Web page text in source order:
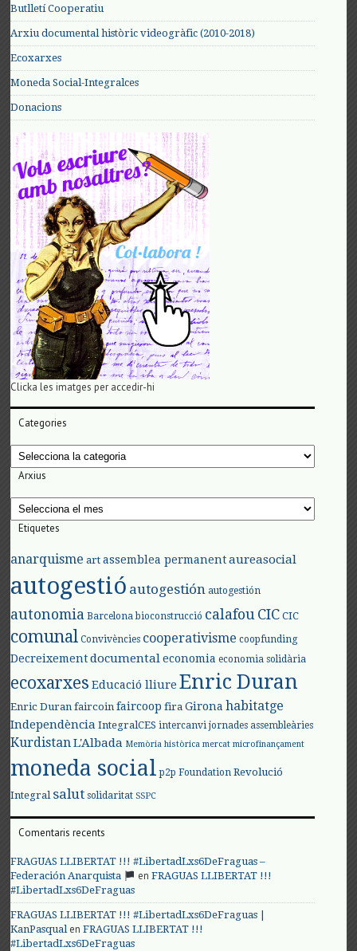
Butlletí Cooperatiu
Arxiu documental històric videogràfic (2010-2018)
Ecoxarxes
Moneda Social-Integralces
Donacions
Clicka les imatges per accedir-hi
Categories
Categories
Arxius
Arxius
Etiquetes
anarquisme art assemblea permanent aureasocial
autogestió autogestión autogestión
autonomia Barcelona bioconstrucció calafouCIC CIC
comunal Convivències cooperativisme coopfunding
Decreixement documental economia economia solidària
ecoxarxes Educació lliure Enric Duran
Enric Duran faircoin faircoop fira Girona habitatge
Independència IntegralCES intercanvi jornades assembleàries
KurdistanL'Albada Memòria històrica mercat microfinançament
moneda social p2p Foundation Revolució
Integral salut solidaritat SSPC
Comentaris recents
FRAGUAS LLIBERTAT !!! #LibertadLxs6DeFraguas –
Federación Anarquista
enFRAGUAS LLIBERTAT !!!
#LibertadLxs6DeFraguas
FRAGUAS LLIBERTAT !!! #LibertadLxs6DeFraguas |
KanPasqualenFRAGUAS LLIBERTAT !!!
#LibertadLxs6DeFraguas